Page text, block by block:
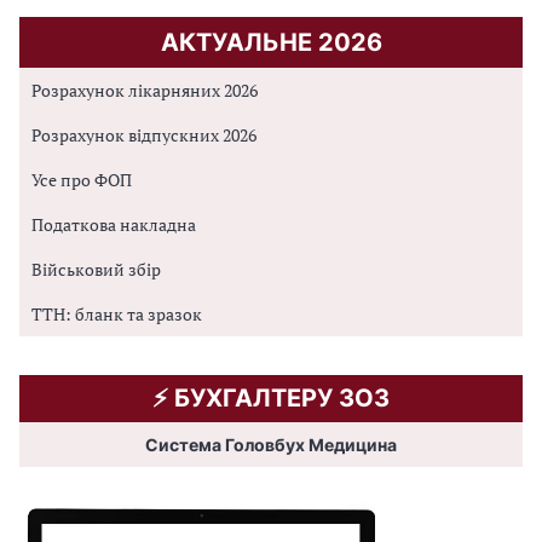
АКТУАЛЬНЕ 2026
Розрахунок лікарняних 2026
Розрахунок відпускних 2026
Усе про ФОП
Податкова накладна
Військовий збір
ТТН: бланк та зразок
⚡️ БУХГАЛТЕРУ ЗОЗ
Система Головбух Медицина